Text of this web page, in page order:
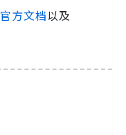
官方文档以及